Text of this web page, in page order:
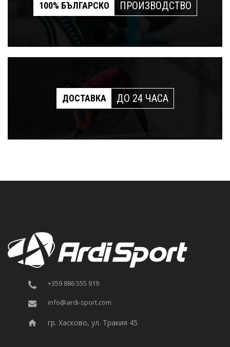
100% БЪЛГАРСКО ПРОИЗВОДСТВО
ДОСТАВКА ДО 24 ЧАСА
+359 886 555 919
info@ardi-sport.com
гр. Хасково, ул. Тракия 45